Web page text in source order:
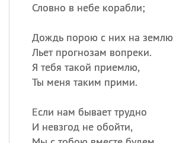
Словно в небе корабли;
Дождь порою с них на землю
Льет прогнозам вопреки.
Я тебя такой приемлю,
Ты меня таким прими.
Если нам бывает трудно
И невзгод не обойти,